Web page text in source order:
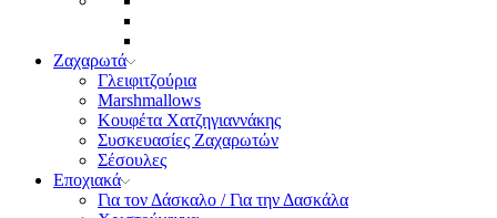
Ζαχαρωτά
Γλειφιτζούρια
Marshmallows
Κουφέτα Χατζηγιαννάκης
Συσκευασίες Ζαχαρωτών
Σέσουλες
Εποχιακά
Για τον Δάσκαλο / Για την Δασκάλα